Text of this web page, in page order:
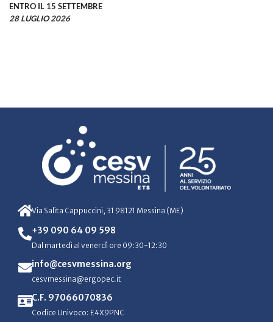
ENTRO IL 15 SETTEMBRE
28 LUGLIO 2026
Via Salita Cappuccini, 31 98121 Messina (ME)
+39 090 64 09 598
Dal martedì al venerdì ore 09:30-12:30
info@cesvmessina.org
cesvmessina@ergopec.it
C.F. 97066070836
Codice Univoco: E4X9PNC